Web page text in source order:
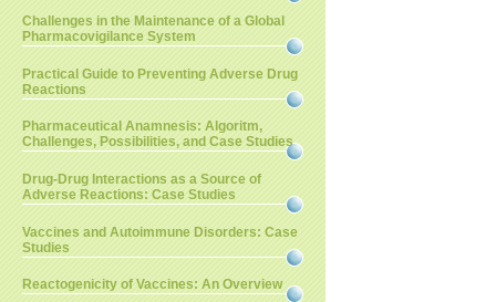
Challenges in the Maintenance of a Global
Pharmacovigilance System
Practical Guide to Preventing Adverse Drug
Reactions
Pharmaceutical Anamnesis: Algoritm,
Challenges, Possibilities, and Case Studies
Drug-Drug Interactions as a Source of
Adverse Reactions: Case Studies
Vaccines and Autoimmune Disorders: Case
Studies
Reactogenicity of Vaccines: An Overview